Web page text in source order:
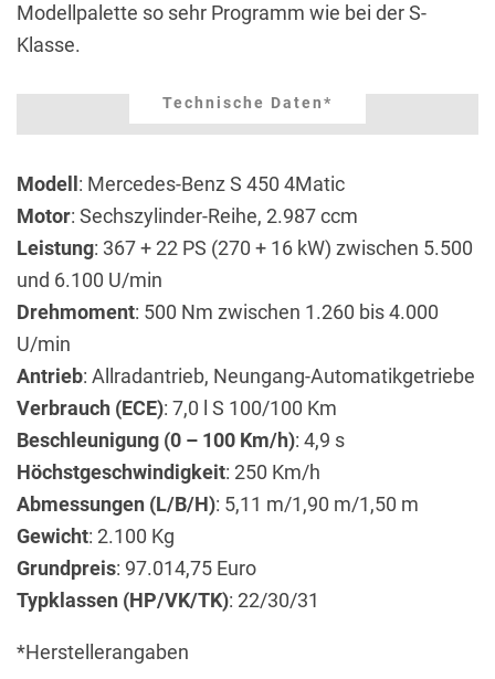
Modellpalette so sehr Programm wie bei der S-
Klasse.
Technische Daten*
Modell : Mercedes-Benz S 450 4Matic
Motor: Sechszylinder-Reihe, 2.987 ccm
Leistung: 367 + 22 PS (270 + 16 kW) zwischen 5.500
und 6.100 U/min
Drehmoment: 500 Nm zwischen 1.260 bis 4.000
U/min
Antrieb: Allradantrieb, Neungang-Automatikgetriebe
Verbrauch (ECE): 7,0 l S 100/100 Km
Beschleunigung (0 – 100 Km/h): 4,9 s
Höchstgeschwindigkeit: 250 Km/h
Abmessungen (L/B/H): 5,11 m/1,90 m/1,50 m
Gewicht: 2.100 Kg
Grundpreis: 97.014,75 Euro
Typklassen (HP/VK/TK): 22/30/31
*Herstellerangaben